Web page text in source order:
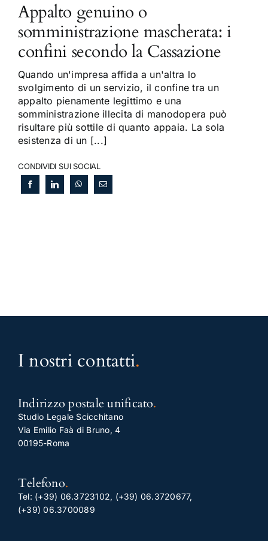
Appalto genuino o
somministrazione mascherata: i
confini secondo la Cassazione
Quando un'impresa affida a un'altra lo
svolgimento di un servizio, il confine tra un
appalto pienamente legittimo e una
somministrazione illecita di manodopera può
risultare più sottile di quanto appaia. La sola
esistenza di un [...]
CONDIVIDI SUI SOCIAL
I nostri contatti.
Indirizzo postale unificato.
Studio Legale Scicchitano
Via Emilio Faà di Bruno, 4
00195-Roma
Telefono.
Tel: (+39) 06.3723102, (+39) 06.3720677,
(+39) 06.3700089